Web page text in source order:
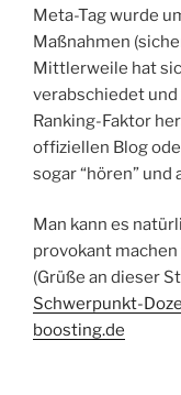
Meta-Tag wurde
Maßnahmen
Mittlerweile hat
verabschiedet und
Ranking-Faktor
offiziellen Blog
sogar “hören” und
Man kann es
provokant machen
(Grüße an dieser
Schwerpunkt-
boosting.de